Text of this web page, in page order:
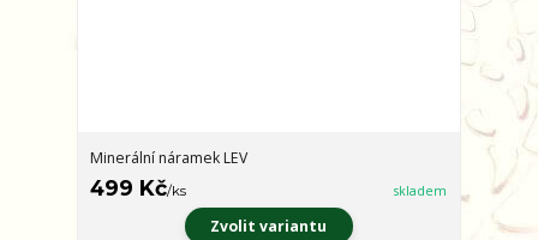
Minerální náramek LEV
499 Kč/ks skladem
Zvolit variantu